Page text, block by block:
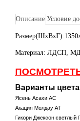
Описание Условие
Материал: ЛДСП,
Варианты
Ясень Асахи АС
Акация Молдау АТ
Гикори Джексон светлый